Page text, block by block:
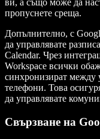
ви, а също може да
пропуснете среща.
Допълнително, с
да управлявате
Calendar. Чрез
Workspace всички
синхронизират между
телефони. Това
да управлявате
Свързване на